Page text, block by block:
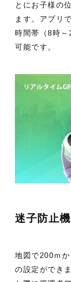
とにお子様の
ます。アプリ
時間帯（8時
可能です。
迷子防止
地図で200ｍ
の設定ができ